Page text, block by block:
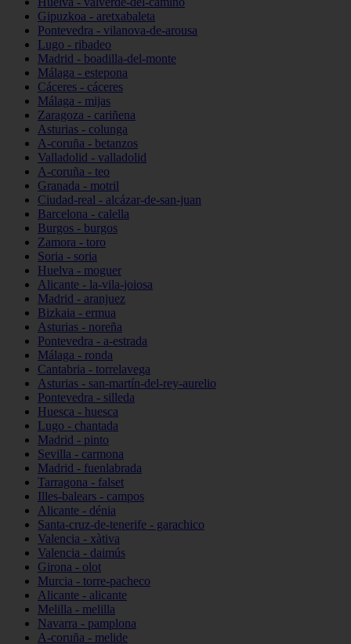
Gipuzkoa - aretxabaleta
Pontevedra - vilanova-de-arousa
Lugo - ribadeo
Madrid - boadilla-del-monte
Málaga - estepona
Cáceres - cáceres
Málaga - mijas
Zaragoza - cariñena
Asturias - colunga
A-coruña - betanzos
Valladolid - valladolid
A-coruña - teo
Granada - motril
Ciudad-real - alcázar-de-san-juan
Barcelona - calella
Burgos - burgos
Zamora - toro
Soria - soria
Huelva - moguer
Alicante - la-vila-joiosa
Madrid - aranjuez
Bizkaia - ermua
Asturias - noreña
Pontevedra - a-estrada
Málaga - ronda
Cantabria - torrelavega
Asturias - san-martín-del-rey-aurelio
Pontevedra - silleda
Huesca - huesca
Lugo - chantada
Madrid - pinto
Sevilla - carmona
Madrid - fuenlabrada
Tarragona - falset
Illes-balears - campos
Alicante - dénia
Santa-cruz-de-tenerife - garachico
Valencia - xàtiva
Valencia - daimús
Girona - olot
Murcia - torre-pacheco
Alicante - alicante
Melilla - melilla
Navarra - pamplona
A-coruña - melide